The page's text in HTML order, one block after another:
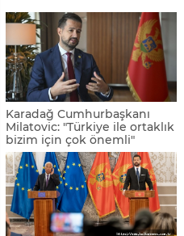
Karadağ Cumhurbaşkanı
Milatovic: "Türkiye ile ortaklık
bizim için çok önemli"